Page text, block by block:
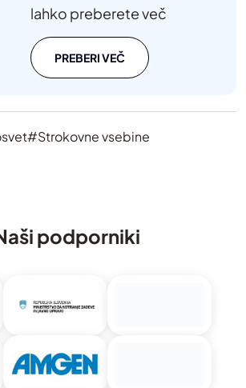
lahko preberete več
PREBERI VEČ
#Strokovne vsebine
podporniki